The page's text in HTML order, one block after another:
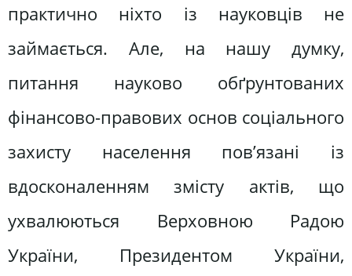
практично ніхто із науковців не
займається. Але, на нашу думку,
питання науково обґрунтованих
фінансово-правових основ соціального
захисту населення пов’язані із
вдосконаленням змісту актів, що
ухвалюються Верховною Радою
України, Президентом України,